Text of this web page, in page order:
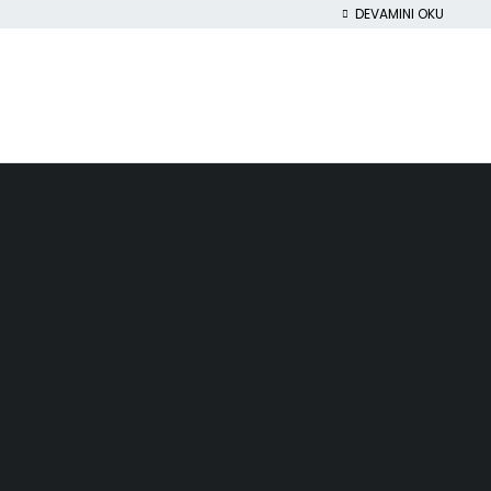
DEVAMINI OKU